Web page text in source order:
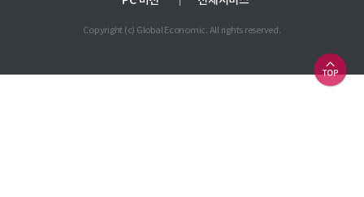
Copyright (c) Global Economic. All rights reserved.